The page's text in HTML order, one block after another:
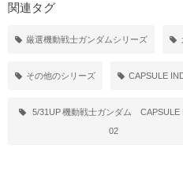
関連タグ
厳選機動戦士ガンダムシリーズ
その他のシリーズ CAPSULE
5/31UP 機動戦士ガンダム CAPSULE
02